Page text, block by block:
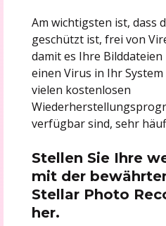
Am wichtigsten ist, dass
geschützt ist, frei von
damit es Ihre
einen Virus in Ihr
vielen kostenlosen
verfügbar sind, sehr
Stellen Sie Ihre
mit der
Stellar Photo
her.